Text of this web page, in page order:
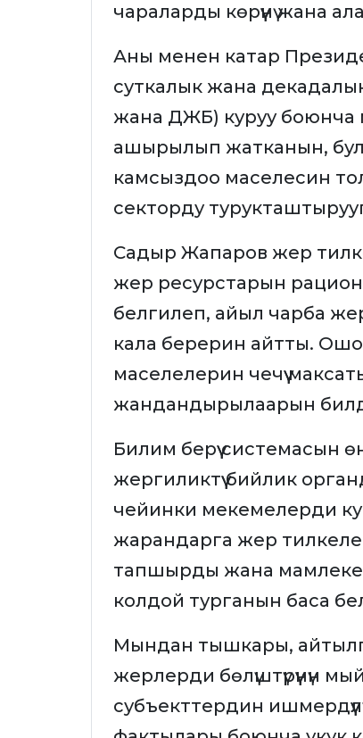
чараларды көрүүнү жана
Аны менен катар
суткалык жана
жана ДЖБ) куруу
ашырылып жатканын,
камсыздоо маселесин
секторду
Садыр Жапаров жер
жер ресурстарын
белгилеп, айыл чарба
кала берерин айтты.
маселелерин чечүү
жандандырылаарын
Билим берүү системасын
жергиликтүү бийлик
чейинки мекемелерди
жарандарга жер
тапшырды жана
колдой турганын баса
Мындан тышкары,
жерлерди бөлүштүрүүнүн
субъекттердин